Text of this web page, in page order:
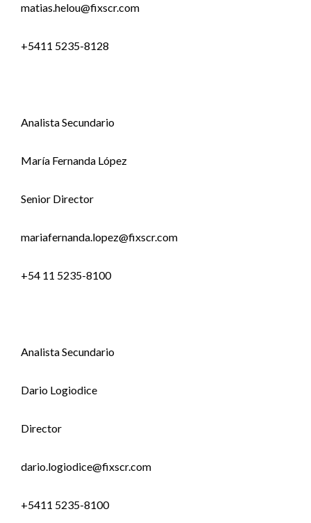
matias.helou@fixscr.com
+5411 5235-8128
Analista Secundario
María Fernanda López
Senior Director
mariafernanda.lopez@fixscr.com
+54 11 5235-8100
Analista Secundario
Dario Logiodice
Director
dario.logiodice@fixscr.com
+5411 5235-8100